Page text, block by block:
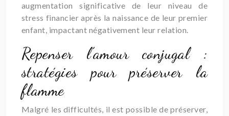
augmentation significative de leur niveau de
stress financier après la naissance de leur premier
enfant, impactant négativement leur relation.
Repenser l’amour conjugal :
stratégies pour préserver la
flamme
Malgré les difficultés, il est possible de préserver,